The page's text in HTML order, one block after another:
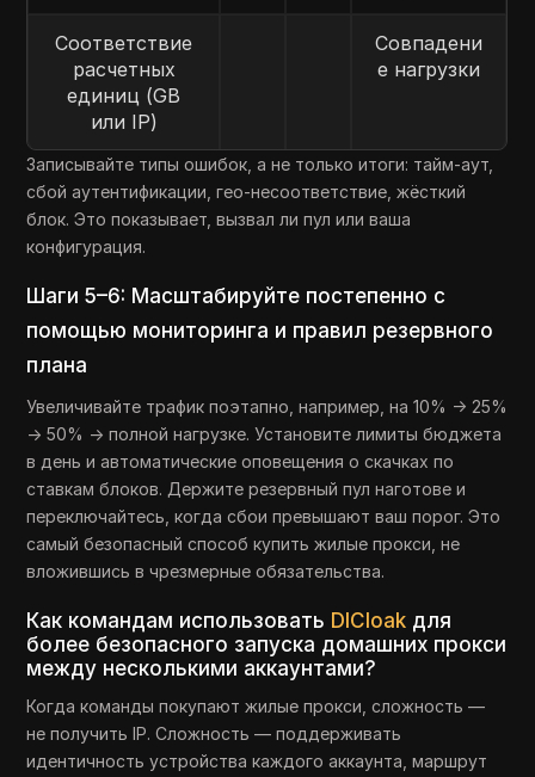
Соответствие
расчетных
единиц (GB
или IP)
Совпадени
е нагрузки
Записывайте типы ошибок, а не только итоги: тайм-аут,
сбой аутентификации, гео-несоответствие, жёсткий
блок. Это показывает, вызвал ли пул или ваша
конфигурация.
Шаги 5–6: Масштабируйте постепенно с
помощью мониторинга и правил резервного
плана
Увеличивайте трафик поэтапно, например, на 10% -> 25%
-> 50% -> полной нагрузке. Установите лимиты бюджета
в день и автоматические оповещения о скачках по
ставкам блоков. Держите резервный пул наготове и
переключайтесь, когда сбои превышают ваш порог. Это
самый безопасный способ купить жилые прокси, не
вложившись в чрезмерные обязательства.
Как командам использовать DICloak для
более безопасного запуска домашних прокси
между несколькими аккаунтами?
Когда команды покупают жилые прокси, сложность —
не получить IP. Сложность — поддерживать
идентичность устройства каждого аккаунта, маршрут